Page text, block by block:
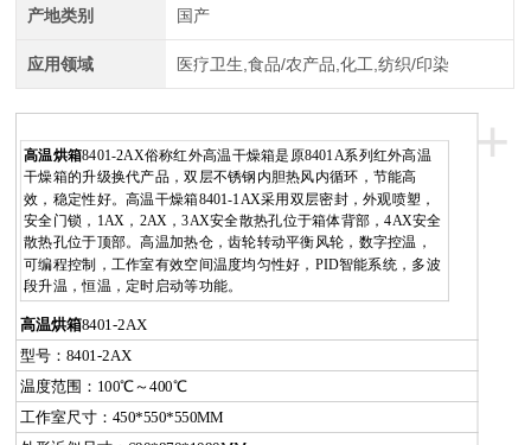
产地类别 国产
应用领域 医疗卫生,食品/农产品,化工,纺织/印染
+
高温烘箱8401-2AX俗称红外高温干燥箱是原8401A系列红外高温
干燥箱的升级换代产品，双层不锈钢内胆热风内循环，节能高
效，稳定性好。高温干燥箱8401-1AX采用双层密封，外观喷塑，
安全门锁，1AX，2AX，3AX安全散热孔位于箱体背部，4AX安全
散热孔位于顶部。高温加热仓，齿轮转动平衡风轮，数字控温，
可编程控制，工作室有效空间温度均匀性好，PID智能系统，多波
段升温，恒温，定时启动等功能。
高温烘箱8401-2AX
型号：8401-2AX
温度范围：100℃～400℃
工作室尺寸：450*550*550MM